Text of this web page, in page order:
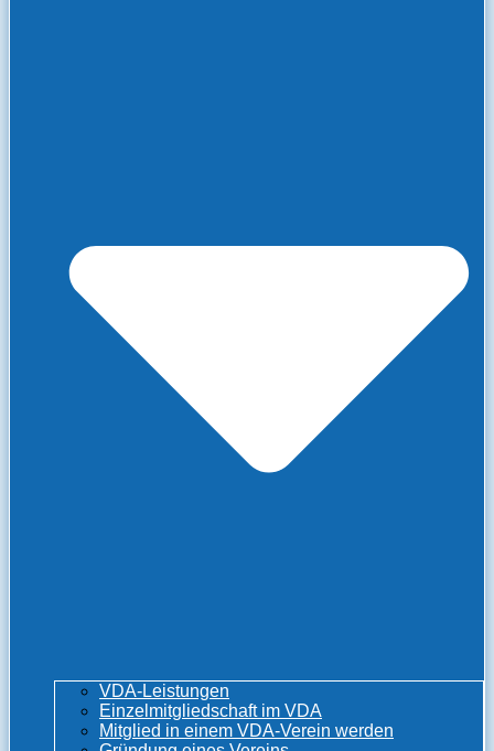
VDA-Leistungen
Einzelmitgliedschaft im VDA
Mitglied in einem VDA-Verein werden